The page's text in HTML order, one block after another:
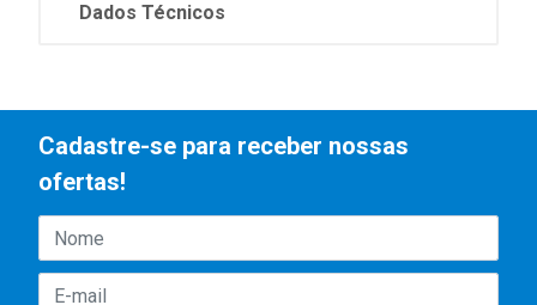
Dados Técnicos
Cadastre-se para receber nossas
ofertas!